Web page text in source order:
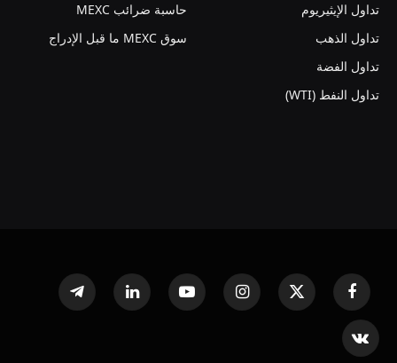
تداول الإيثيريوم
تداول الذهب
تداول الفضة
تداول النفط (WTI)
حاسبة ضرائب MEXC
سوق MEXC ما قبل الإدراج
فيسبوك
X
(Twitter)
الانستغرام يوتيوب لينكدإن تيلقرام
VKontakte